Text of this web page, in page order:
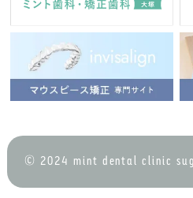
© 2024 mint dental clinic